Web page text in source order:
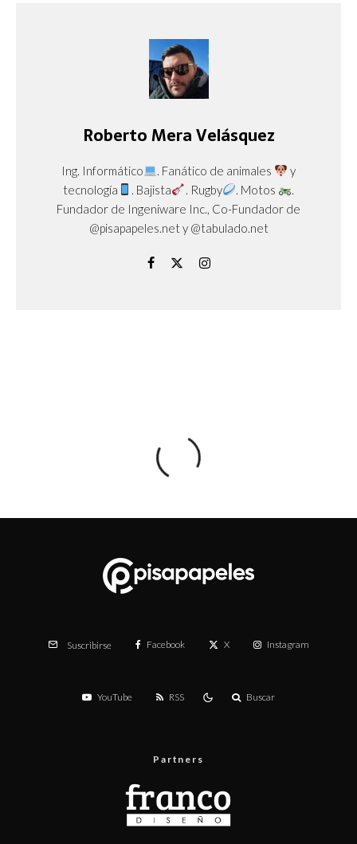
Roberto Mera Velásquez
Ing. Informático . Fanático de animales
y
tecnología
. Bajista . Rugby . Motos
Fundador de Ingeniware Inc., Co-Fundador de
@pisapapeles.net y @tabulado.net
Suscribirse Facebook X Instagram
YouTube RSS Buscar
Partners